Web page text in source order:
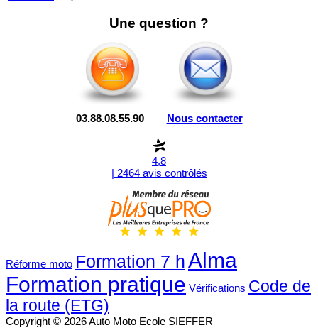
Une question ?
03.88.08.55.90 Nous contacter
4,8
| 2464 avis contrôlés
Réforme moto Formation 7 hAlma
Formation pratique Vérifications Code de
la route (ETG)
Copyright © 2026 Auto Moto Ecole SIEFFER